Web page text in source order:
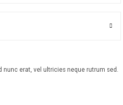
nunc erat, vel ultricies neque rutrum sed.